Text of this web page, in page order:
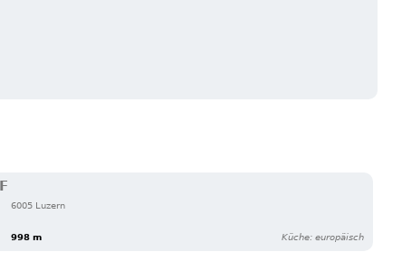
6005 Luzern
998 m Küche: europäisch